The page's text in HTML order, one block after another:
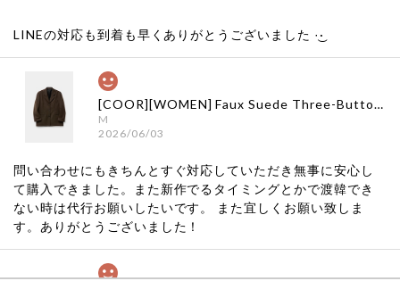
LINEの対応も到着も早くありがとうございました‪ ·͜·
[COOR][WOMEN] Faux Suede Three-Button Blazer (Dark Brown) 正規品 韓国ブランド 韓国通販 韓国代行 韓国ファッション クール クーア クアー 日本 店舗
M
2026/06/03
問い合わせにもきちんとすぐ対応していただき無事に安心し
て購入できました。また新作でるタイミングとかで渡韓でき
ない時は代行お願いしたいです。 また宜しくお願い致しま
す。ありがとうございました！